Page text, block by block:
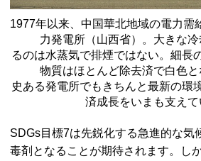
1977年以来、中国華北地域の電力需
力発電所（山西省）。大きな
るのは水蒸気で排煙ではない。細長
物質はほとんど除去済で白色
史ある発電所でもきちんと最新の環
済成長をいまも支えて
SDGs目標7は先鋭化する急進的な気
毒剤となることが期待されます。し